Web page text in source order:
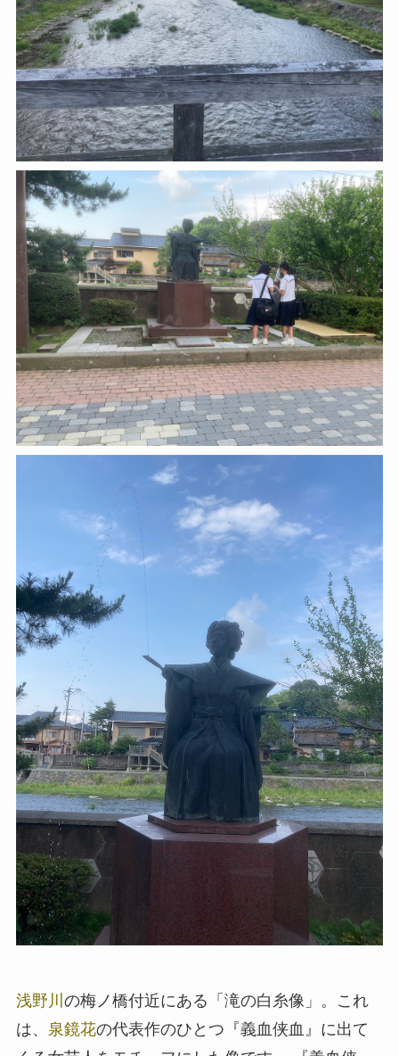
浅野川 の梅ノ橋付近にある「滝の白糸像」。これ
は、 泉鏡花の代表作のひとつ『義血侠血』に出て